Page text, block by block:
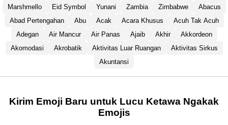
Marshmello
Eid Symbol Yunani Zambia Zimbabwe
Abacus
Abad Pertengahan
Abu Acak Acara Khusus
Acuh Tak Acuh
Adegan
Air Mancur Air Panas Ajaib Akhir
Akkordeon
Akomodasi
Akrobatik Aktivitas Luar Ruangan
Aktivitas Sirkus
Akuntansi
Kirim Emoji Baru untuk Lucu Ketawa Ngakak
Emojis